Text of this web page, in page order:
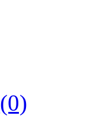
(0)